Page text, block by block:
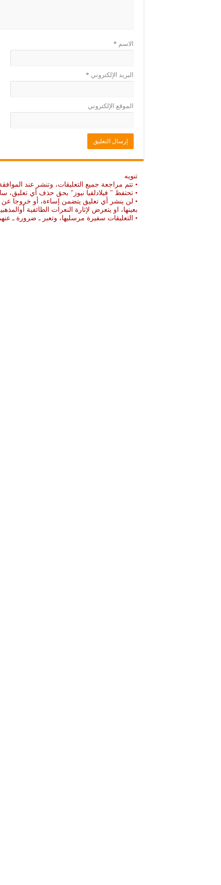
الاسم *
البريد الإلكتروني *
الموقع الإلكتروني
تنويه
• تتم مراجعة جميع التعليقات، وتنشر عند
• تحتفظ " فيلادلفيا نيوز" بحق حذف أي تعليق،
• لن ينشر أي تعليق يتضمن إساءة، أو خروجا عن
بعينها، او يتعرض لإثارة النعرات الطائفية
• التعليقات سفيرة مرسليها، وتعبر ـ ضرورة